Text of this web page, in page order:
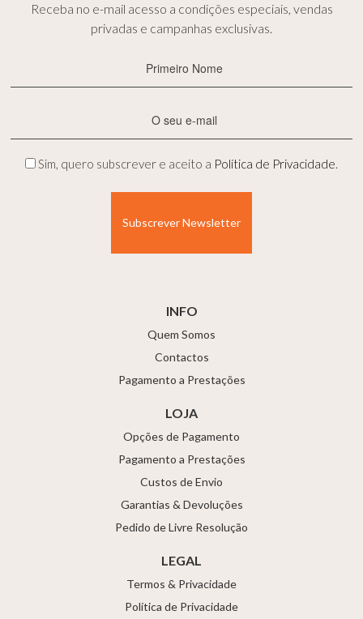
Receba no e-mail acesso a condições especiais, vendas
privadas e campanhas exclusivas.
Nome
mail
Privacidade
Sim, quero subscrever e aceito a Política de Privacidade
INFO
Quem Somos
Contactos
Pagamento a Prestações
LOJA
Opções de Pagamento
Pagamento a Prestações
Custos de Envio
Garantias & Devoluções
Pedido de Livre Resolução
LEGAL
Termos & Privacidade
Política de Privacidade